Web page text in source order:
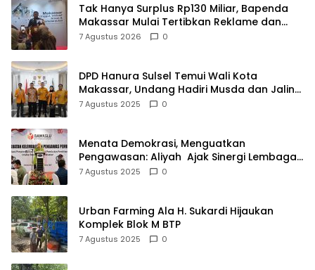
Tak Hanya Surplus Rp130 Miliar, Bapenda
Makassar Mulai Tertibkan Reklame dan
Kejar Penunggak Pajak
7 Agustus 2026 0
DPD Hanura Sulsel Temui Wali Kota
Makassar, Undang Hadiri Musda dan Jalin
Sinergi
7 Agustus 2025 0
Menata Demokrasi, Menguatkan
Pengawasan: Aliyah Ajak Sinergi Lembaga
Pengawas Pemilu
7 Agustus 2025 0
Urban Farming Ala H. Sukardi Hijaukan
Komplek Blok M BTP
7 Agustus 2025 0